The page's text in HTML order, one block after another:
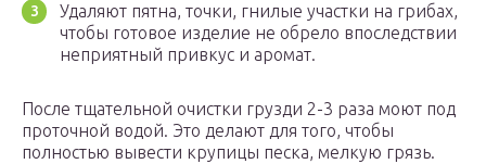
Удаляют пятна, точки, гнилые участки на грибах,
чтобы готовое изделие не обрело впоследствии
неприятный привкус и аромат.
После тщательной очистки грузди 2-3 раза моют под
проточной водой. Это делают для того, чтобы
полностью вывести крупицы песка, мелкую грязь.